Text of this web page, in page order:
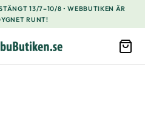
13/7–10/8 • WEBBUTIKEN ÄR
RUNT!